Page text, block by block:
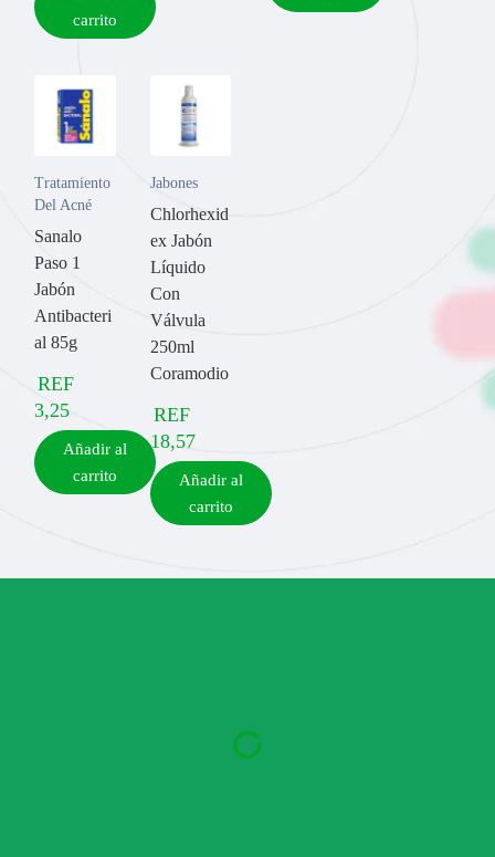
carrito
Tratamiento
Del Acné
Sanalo
Paso 1
Jabón
Antibacteri
al 85g
REF
3,25
Añadir al
carrito
Jabones
Chlorhexid
ex Jabón
Líquido
Con
Válvula
250ml
Coramodio
REF
18,57
Añadir al
carrito